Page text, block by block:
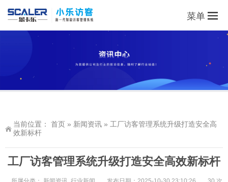
菜单
当前位置： 首页 » 新闻资讯 » 工厂访客管理系统升级打造安全高
效新标杆
工厂访客管理系统升级打造安全高效新标杆